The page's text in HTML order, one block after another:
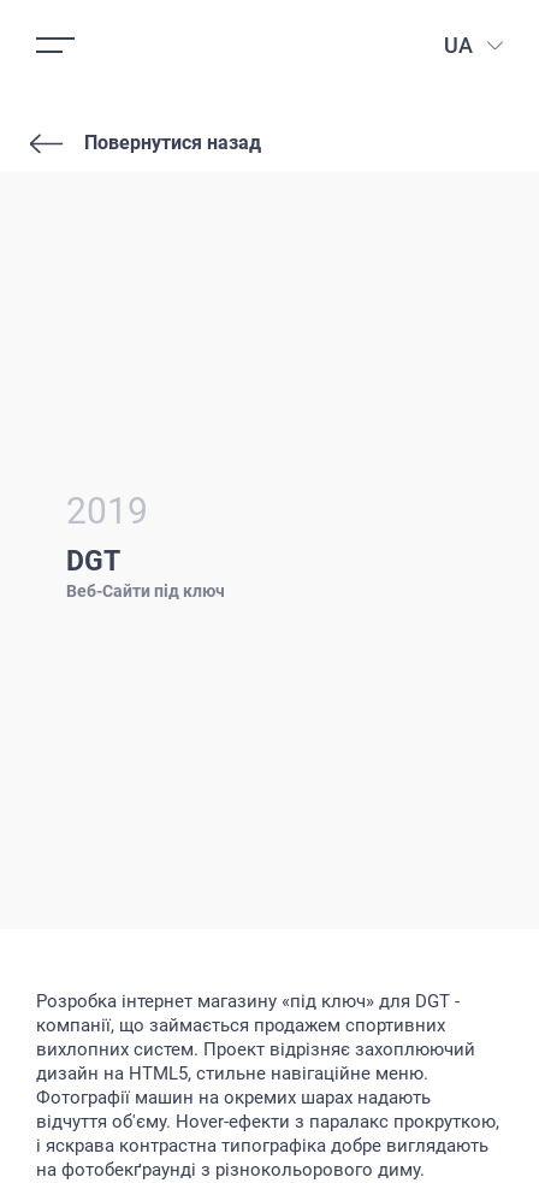
UA
Повернутися назад
2019
DGT
Веб-Сайти під ключ
Розробка інтернет магазину «під ключ» для DGT -
компанії, що займається продажем спортивних
вихлопних систем. Проект відрізняє захоплюючий
дизайн на HTML5, стильне навігаційне меню.
Фотографії машин на окремих шарах надають
відчуття об'єму. Hover-ефекти з паралакс прокруткою,
і яскрава контрастна типографіка добре виглядають
на фотобекґраунді з різнокольорового диму.